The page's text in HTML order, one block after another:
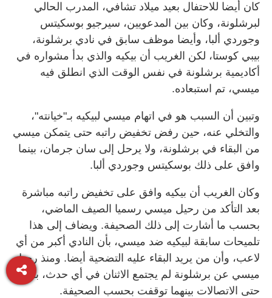
كان أيضا للاحتفال بعيد ميلاد تشافي، المدرب الحالي
لبرشلونة، وكان بين المدعويين، سيرجيو بوسكيتس
وجوردي ألبا، وأيضا موظف سابق في نادي برشلونة،
بيبي كوستا، لكن الغريب أن بيكيه والذي بدأ مشواره في
أكاديمية برشلونة في نفس الوقت الذي انطلق فيه
ميسي، تم استبعاده.
وتبين أن السبب هو في اتهام ميسي لبيكيه بـ"خيانته"،
والتخلي عنه، حين رفض تخفيض راتبه حتى يتمكن ميسي
من البقاء في برشلونة، ولا يرحل إلى سان جرمان، بينما
وافق على ذلك بوسكيتس وجوردي ألبا.
وكان الغريب أن بيكيه وافق على تخفيض راتبه مباشرة
بعد التأكد من رحيل ميسي رسميا الصيف الماضي،
بحسب ما أشارت إلى ذلك الصحيفة. ويضاف إلى هذا
تلميحات سابقة لبيكيه ضد ميسي، بأن النادي أكبر من أي
لاعب، وأن من يريد البقاء عليه التضحية أيضا. ومنذ رحيل
ميسي عن برشلونة لم يجتمع الاثنان في أي حدث، بل
حتى الاتصالات بينهما توقفت بحسب الصحيفة.